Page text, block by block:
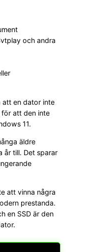
och andra
att en dator inte
att den inte
11.
äldre
år till. Det sparar
att vinna några
prestanda.
en SSD är den